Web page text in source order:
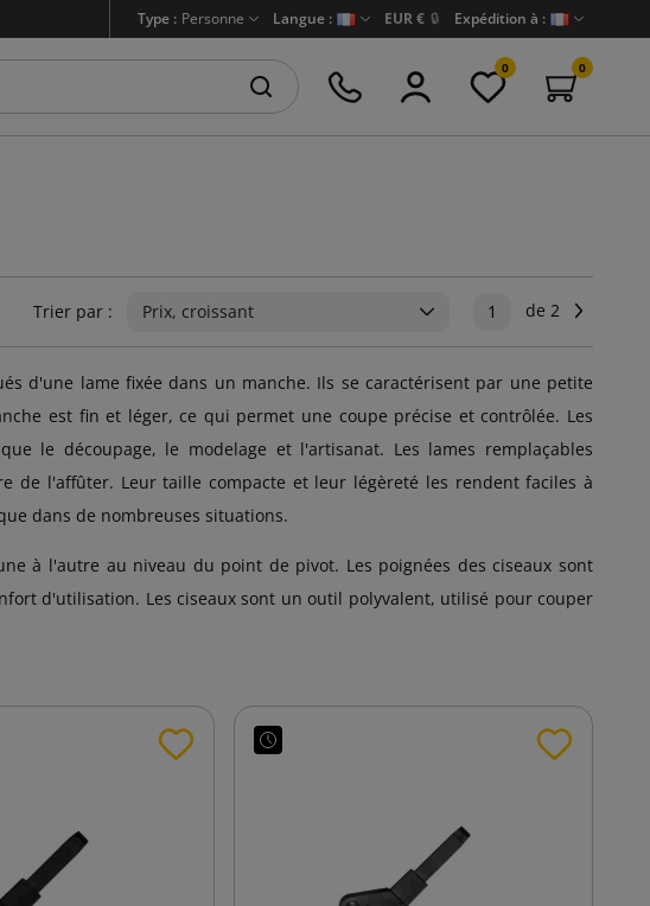
Type : Personne Langue : EUR € 🔒 Expédition à :
0 0
Trier par : Prix, croissant 1 de 2
d'une lame fixée dans un manche. Ils se caractérisent par une petite
est fin et léger, ce qui permet une coupe précise et contrôlée. Les
le découpage, le modelage et l'artisanat. Les lames remplaçables
de l'affûter. Leur taille compacte et leur légèreté les rendent faciles à
dans de nombreuses situations.
à l'autre au niveau du point de pivot. Les poignées des ciseaux sont
d'utilisation. Les ciseaux sont un outil polyvalent, utilisé pour couper